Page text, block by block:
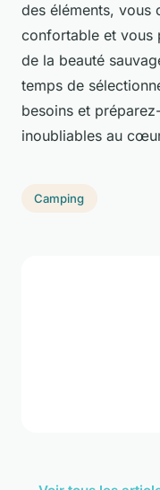
des éléments, vous
confortable et vous
de la beauté
temps de
besoins et
inoubliables au
Camping